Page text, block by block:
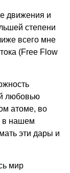
движения и
степени
всего мне
(Free Flow
любовью
атоме, во
в нашем
эти дары и
мир